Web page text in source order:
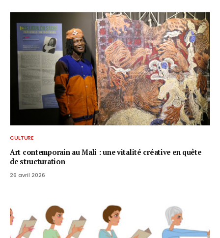
CULTURE
Art contemporain au Mali : une vitalité créative en quête
de structuration
26 avril 2026